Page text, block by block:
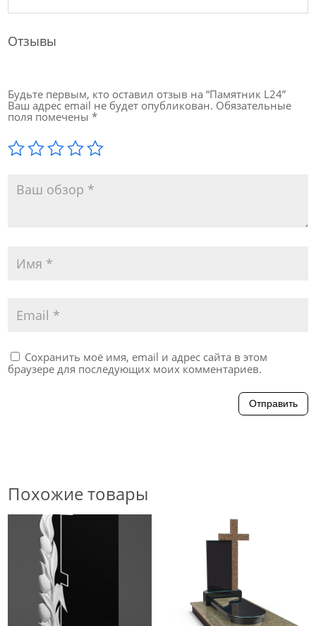
Отзывы
Будьте первым, кто оставил отзыв на “Памятник L24”
Ваш адрес email не будет опубликован. Обязательные
поля помечены*
Сохранить моё имя, email и адрес сайта в этом
браузере для последующих моих комментариев.
Отправить
Похожие товары